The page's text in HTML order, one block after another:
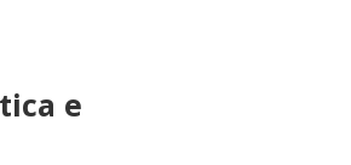
e